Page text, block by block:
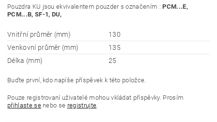
Pouzdra KU jsou ekvivalentem pouzder s označením :PCM...E,
PCM...B, SF-1, DU,
Vnitřní průměr (mm)
130
Venkovní průměr (mm)
135
Délka (mm)
25
Buďte první, kdo napíše příspěvek k této položce.
Pouze registrovaní uživatelé mohou vkládat příspěvky. Prosím
přihlaste senebo se registrujte.